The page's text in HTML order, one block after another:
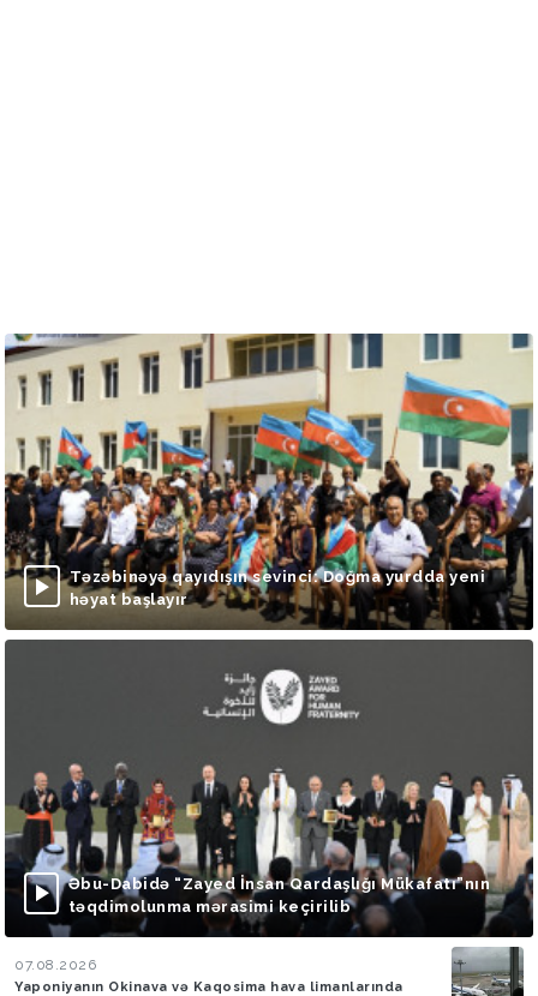
Təzəbinəyə qayıdışın sevinci: Doğma yurdda yeni
həyat başlayır
Əbu-Dabidə “Zayed İnsan Qardaşlığı Mükafatı”nın
təqdimolunma mərasimi keçirilib
07.08.2026
Yaponiyanın Okinava və Kaqosima hava limanlarında